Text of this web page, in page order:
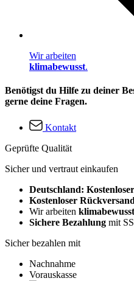
Wir arbeiten
klimabewusst.
Benötigst du Hilfe zu deiner
gerne deine Fragen.
Kontakt
Geprüfte Qualität
Sicher und vertraut einkaufen
Deutschland:
Kostenloser Rückversand
Wir arbeiten klimabewusst
Sichere Bezahlung mit
Sicher bezahlen mit
Nachnahme
Vorauskasse